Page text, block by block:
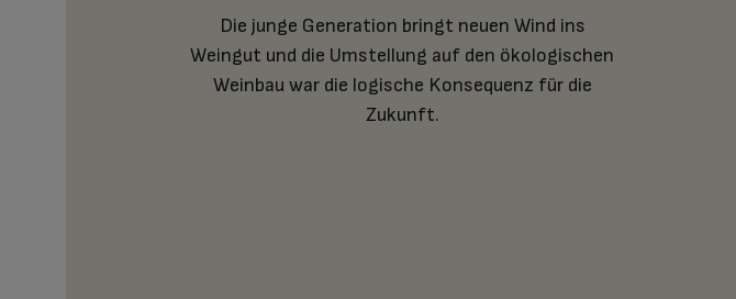
Die junge Generation bringt neuen Wind ins
Weingut und die Umstellung auf den ökologischen
Weinbau war die logische Konsequenz für die
Zukunft.